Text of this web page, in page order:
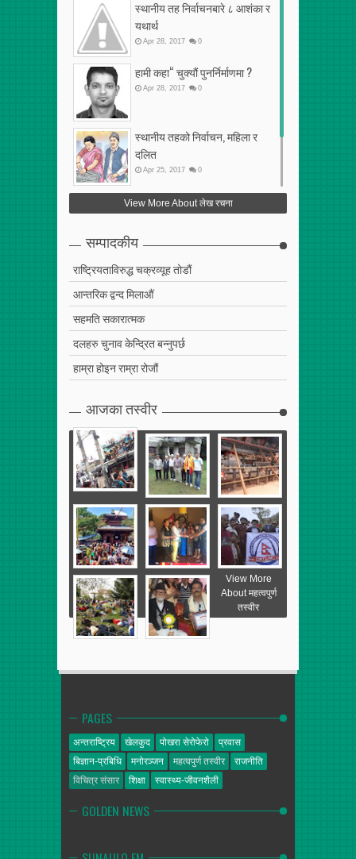
स्थानीय तह निर्वाचनबारे ८ आशंका र
यथार्थ
Apr 28 2017 0
हामी कहा“ चुक्यौं पुनर्निर्माणमा ?
Apr 28 2017 0
स्थानीय तहको निर्वाचन, महिला र
दलित
Apr 25 2017 0
फेरि अर्को गलत सहमति
View More About लेख रचना
सम्पादकीय
राष्ट्रियताविरुद्ध चक्रव्यूह तोडौं
आन्तरिक द्वन्द मिलाऔं
सहमति सकारात्मक
दलहरु चुनाव केन्द्रित बन्नुपर्छ
हाम्रा होइन राम्रा रोजौं
आजका तस्वीर
View More
About महत्वपुर्ण
तस्वीर
PAGES
अन्तराष्ट्रिय खेलकुद पोखरा सेरोफेरो
प्रवास
बिज्ञान-प्रबिधि
मनोरञ्जन महत्वपुर्ण तस्वीर
राजनीति
विचित्र संसार
शिक्षा स्वास्थ्य-जीवनशैली
GOLDEN NEWS